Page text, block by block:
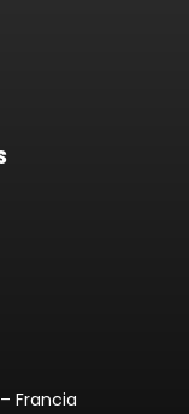
Francia